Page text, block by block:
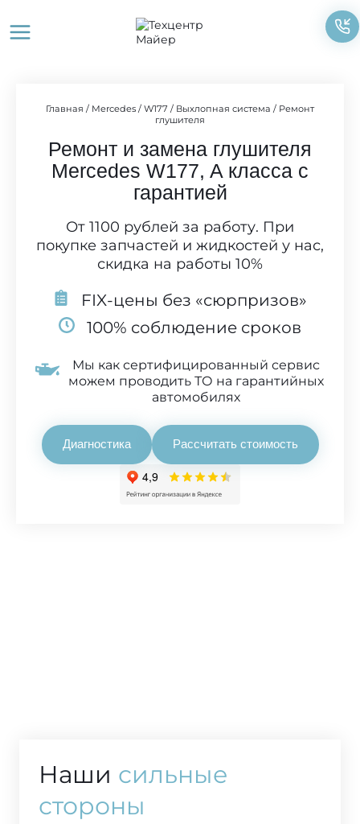
содержимому
Главная / Mercedes / W177 / Выхлопная система / Ремонт
глушителя
Ремонт и замена глушителя
Mercedes W177, A класса с
гарантией
От 1100 рублей за работу. При
покупке запчастей и жидкостей у нас,
скидка на работы 10%
FIX-цены без «сюрпризов»
100% соблюдение сроков
Мы как сертифицированный сервис
можем проводить ТО на гарантийных
автомобилях
Диагностика Рассчитать стоимость
Наши сильные
стороны